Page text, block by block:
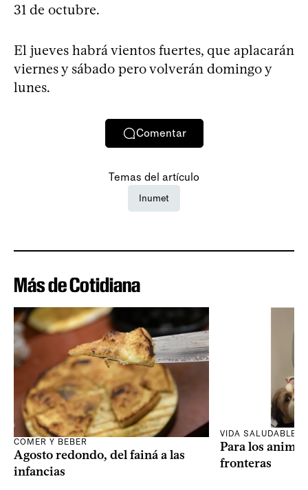
31 de octubre.
El jueves habrá vientos fuertes, que aplacarán
viernes y sábado pero volverán domingo y
lunes.
Comentar
Temas del artículo
Inumet
Más de Cotidiana
COMER Y BEBER
Agosto redondo, del fainá a las
infancias
VIDA SALUDABLE
Para los
fronteras